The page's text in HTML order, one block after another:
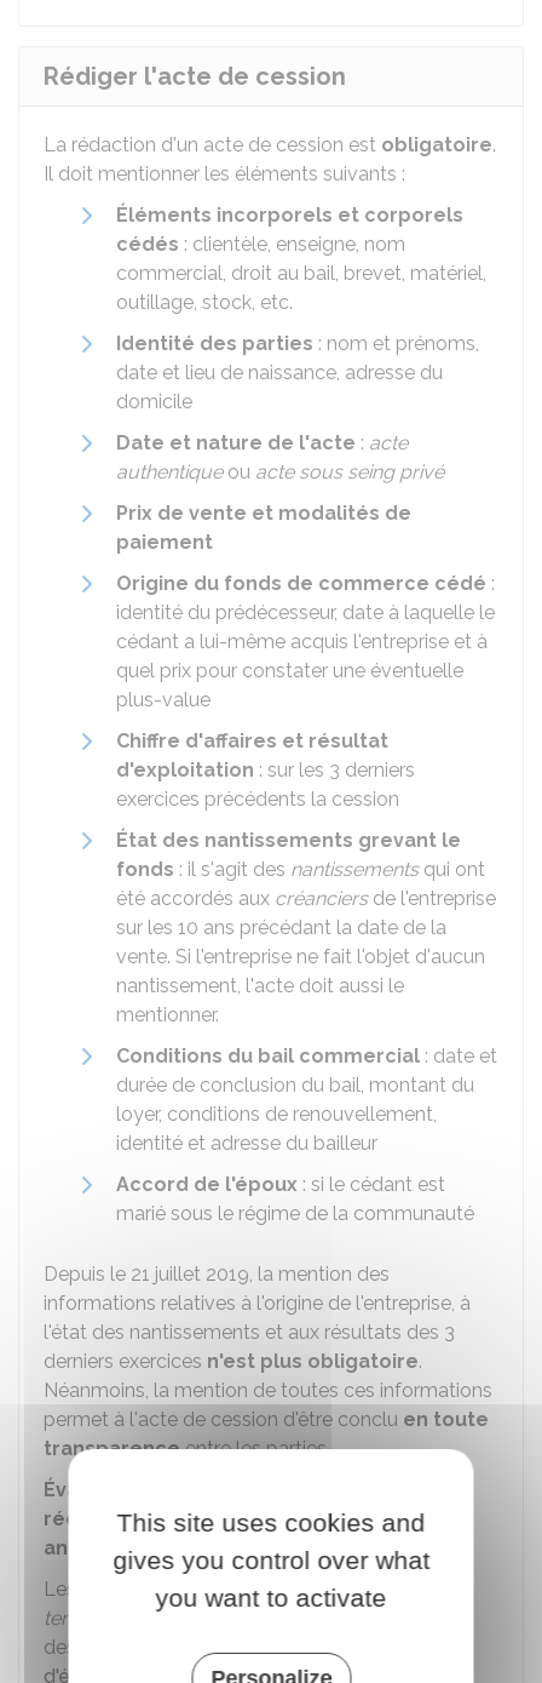
Rédiger l'acte de cession
La rédaction d'un acte de cession est obligatoire.
Il doit mentionner les éléments suivants :
Éléments incorporels et corporels
cédés : clientèle, enseigne, nom
commercial, droit au bail, brevet, matériel,
outillage, stock, etc.
Identité des parties : nom et prénoms,
date et lieu de naissance, adresse du
domicile
Date et nature de l'acte : acte
authentiqueou acte sous seing privé
Prix de vente et modalités de
paiement
Origine du fonds de commerce cédé :
identité du prédécesseur, date à laquelle le
cédant a lui-même acquis l'entreprise et à
quel prix pour constater une éventuelle
plus-value
Chiffre d'affaires et résultat
d'exploitation : sur les 3 derniers
exercices précédents la cession
État des nantissements grevant le
fonds : il s'agit des nantissementsqui ont
été accordés aux créanciersde l'entreprise
sur les 10 ans précédant la date de la
vente. Si l'entreprise ne fait l'objet d'aucun
nantissement, l'acte doit aussi le
mentionner.
Conditions du bail commercial : date et
durée de conclusion du bail, montant du
loyer, conditions de renouvellement,
identité et adresse du bailleur
Accord de l'époux : si le cédant est
marié sous le régime de la communauté
Depuis le 21 juillet 2019, la mention des
informations relatives à l'origine de l'entreprise, à
l'état des nantissements et aux résultats des 3
derniers exercices n'est plus obligatoire.
Néanmoins, la mention de toutes ces informations
permet à l'acte de cession d'être conclu en toute
transparenceentre les parties.
Évaluation du respect de l'obligation de
réduction des consommations d'énergie,
annexée à l'acte de cession
Les bâtiments ou parties de bâtiments
tertiaire
au moins 1 000 m²
des
objectifs de réduction de consommation
d'énergie
d'ici 2030, 2040 et 2050.
This site uses cookies and
gives you control over what
you want to activate
Personalize